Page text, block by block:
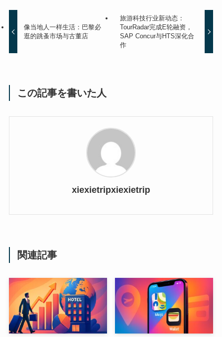
像当地人一样生活：巴黎必
逛的跳蚤市场与古董店
旅游科技行业新动态：
TourRadar完成E轮融资，
SAP Concur与HTS深化合
作
この記事を書いた人
xiexietripxiexietrip
関連記事